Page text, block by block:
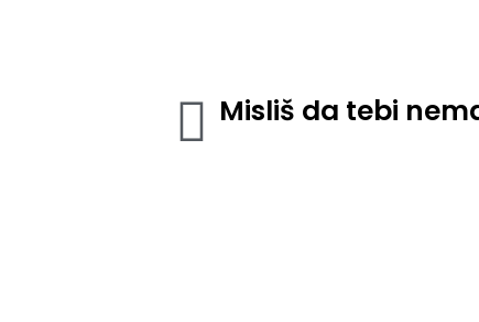
Misliš da tebi